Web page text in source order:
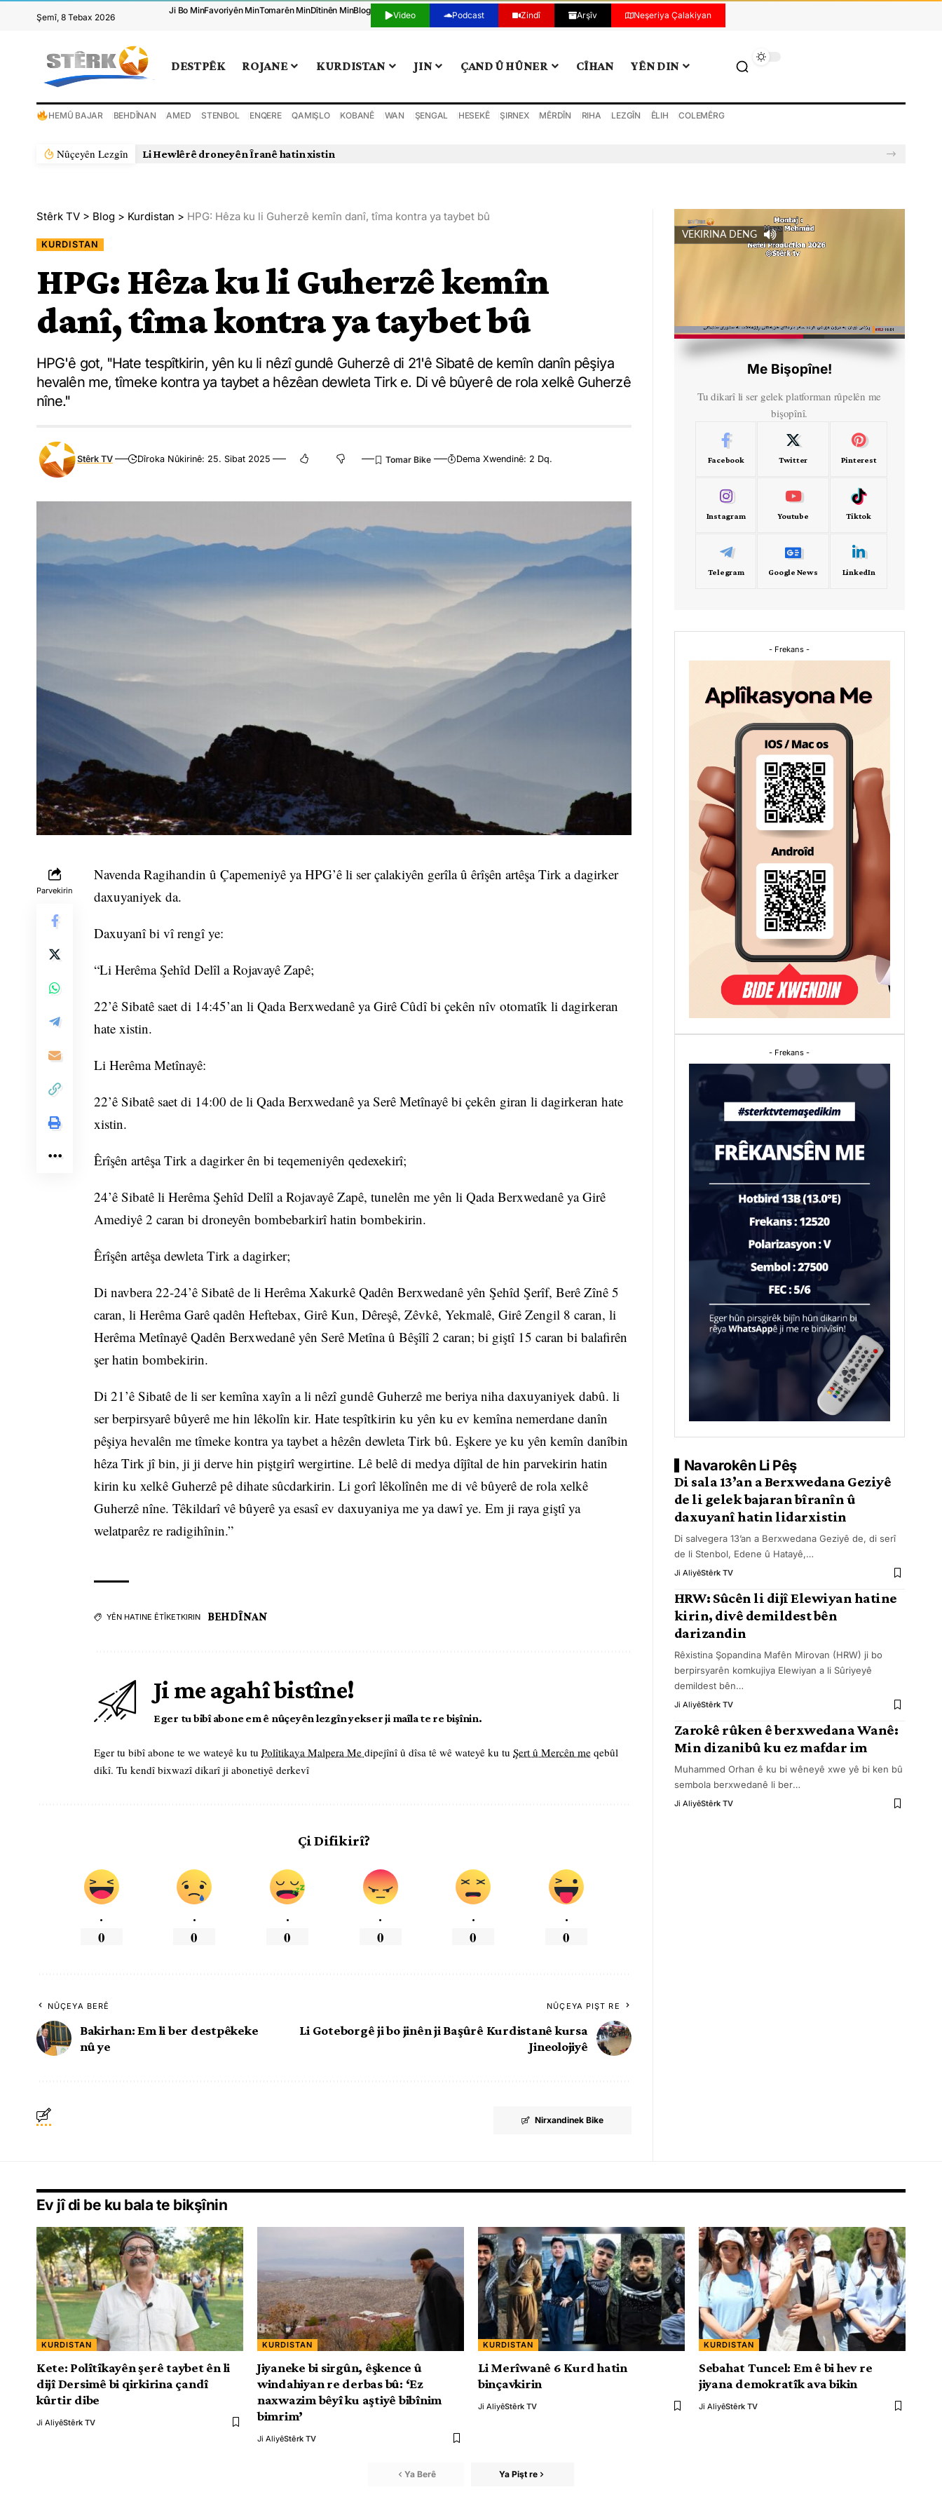
Şemî, 8 Tebax 2026
Ji Bo MinFavoriyên MinTomarên MinDîtinên MinBlog Video Podcast Zindî Arşîv Neşeriya Çalakiyan
DESTPÊK ROJANE KURDISTAN JIN ÇAND Û HÛNER CÎHAN YÊN DIN
HEMÛ BAJAR BEHDÎNAN AMED STENBOL ENQERE QAMIŞLO KOBANÊ WAN ŞENGAL HESEKÊ ŞIRNEX MÊRDÎN RIHA LEZGÎN ÊLIH COLEMÊRG
Nûçeyên Lezgîn Li Hewlêrê droneyên Îranê hatin xistin
Stêrk TV > Blog > Kurdistan > HPG: Hêza ku li Guherzê kemîn danî, tîma kontra ya taybet bû
KURDISTAN
HPG: Hêza ku li Guherzê kemîn
danî, tîma kontra ya taybet bû
HPG'ê got, "Hate tespîtkirin, yên ku li nêzî gundê Guherzê di 21'ê Sibatê de kemîn danîn pêşiya
hevalên me, tîmeke kontra ya taybet a hêzêan dewleta Tirk e. Di vê bûyerê de rola xelkê Guherzê
nîne."
Stêrk TV Dîroka Nûkirinê: 25. Sibat 2025 Dema Xwendinê: 2 Dq.
Parvekirin
Navenda Ragihandin û Çapemeniyê ya HPG’ê li ser çalakiyên gerîla û êrîşên artêşa Tirk a dagirker
daxuyaniyek da.
Daxuyanî bi vî rengî ye:
“Li Herêma Şehîd Delîl a Rojavayê Zapê;
22’ê Sibatê saet di 14:45’an li Qada Berxwedanê ya Girê Cûdî bi çekên nîv otomatîk li dagirkeran
hate xistin.
Li Herêma Metînayê:
22’ê Sibatê saet di 14:00 de li Qada Berxwedanê ya Serê Metînayê bi çekên giran li dagirkeran hate
xistin.
Êrîşên artêşa Tirk a dagirker ên bi teqemeniyên qedexekirî;
24’ê Sibatê li Herêma Şehîd Delîl a Rojavayê Zapê, tunelên me yên li Qada Berxwedanê ya Girê
Amediyê 2 caran bi droneyên bombebarkirî hatin bombekirin.
Êrîşên artêşa dewleta Tirk a dagirker;
Di navbera 22-24’ê Sibatê de li Herêma Xakurkê Qadên Berxwedanê yên Şehîd Şerîf, Berê Zînê 5
caran, li Herêma Garê qadên Heftebax, Girê Kun, Dêreşê, Zêvkê, Yekmalê, Girê Zengil 8 caran, li
Herêma Metînayê Qadên Berxwedanê yên Serê Metîna û Bêşîlî 2 caran; bi giştî 15 caran bi balafirên
şer hatin bombekirin.
Di 21’ê Sibatê de li ser kemîna xayîn a li nêzî gundê Guherzê me beriya niha daxuyaniyek dabû. li
ser berpirsyarê bûyerê me hin lêkolîn kir. Hate tespîtkirin ku yên ku ev kemîna nemerdane danîn
pêşiya hevalên me tîmeke kontra ya taybet a hêzên dewleta Tirk bû. Eşkere ye ku yên kemîn danîbin
hêza Tirk jî bin, ji ji derve hin piştgirî wergirtine. Lê belê di medya dîjîtal de hin parvekirin hatin
kirin ku xelkê Guherzê pê dihate sûcdarkirin. Li gorî lêkolînên me di vê bûyerê de rola xelkê
Guherzê nîne. Têkildarî vê bûyerê ya esasî ev daxuyaniya me ya dawî ye. Em ji raya giştî ya
welatparêz re radigihînin.”
YÊN HATINE ÊTÎKETKIRIN BEHDÎNAN
Ji me agahî bistîne!
Eger tu bibî abone em ê nûçeyên lezgîn yekser ji maîla te re bişînin.
Eger tu bibî abone te we wateyê ku tu Polîtikaya Malpera Me dipejînî û dîsa tê wê wateyê ku tu Şert û Mercên me qebûl
dikî. Tu kendî bixwazî dikarî ji abonetiyê derkevî
Çi Difikirî?
.
0
.
0
.
0
.
0
.
0
.
0
NÛÇEYA BERÊ
Bakirhan: Em li ber destpêkeke
nû ye
NÛÇEYA PIŞT RE
Li Goteborgê ji bo jinên ji Başûrê Kurdistanê kursa
Jineolojiyê
Nirxandinek Bike
VEKIRINA DENG
Me Bişopîne!
Tu dikarî li ser gelek platforman rûpelên me
bişopînî.
Facebook Twitter Pinterest
Instagram Youtube Tiktok
Telegram Google News LinkedIn
- Frekans -
- Frekans -
Navarokên Li Pêş
Di sala 13’an a Berxwedana Geziyê
de li gelek bajaran bîranîn û
daxuyanî hatin lidarxistin
Di salvegera 13’an a Berxwedana Geziyê de, di serî
de li Stenbol, Edene û Hatayê,…
Ji AliyêStêrk TV
HRW: Sûcên li dijî Elewiyan hatine
kirin, divê demildest bên
darizandin
Rêxistina Şopandina Mafên Mirovan (HRW) ji bo
berpirsyarên komkujiya Elewiyan a li Sûriyeyê
demildest bên…
Ji AliyêStêrk TV
Zarokê rûken ê berxwedana Wanê:
Min dizanibû ku ez mafdar im
Muhammed Orhan ê ku bi wêneyê xwe yê bi ken bû
sembola berxwedanê li ber…
Ji AliyêStêrk TV
Ev jî di be ku bala te bikşînin
KURDISTAN
Kete: Polîtîkayên şerê taybet ên li
dijî Dersimê bi qirkirina çandî
kûrtir dibe
Ji AliyêStêrk TV
KURDISTAN
Jiyaneke bi sirgûn, êşkence û
windahiyan re derbas bû: ‘Ez
naxwazim bêyî ku aştiyê bibînim
bimrim’
Ji AliyêStêrk TV
KURDISTAN
Li Merîwanê 6 Kurd hatin
binçavkirin
Ji AliyêStêrk TV
KURDISTAN
Sebahat Tuncel: Em ê bi hev re
jiyana demokratîk ava bikin
Ji AliyêStêrk TV
Ya Berê Ya Pişt re